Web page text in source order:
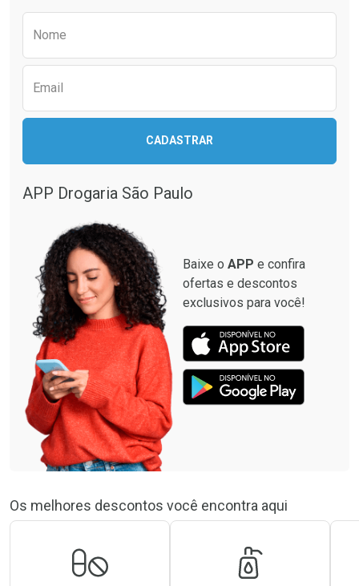
Comprar sem Desconto
Comprar sem Desconto
Nome
Email
CADASTRAR
APP Drogaria São Paulo
Baixe o APP e confira
ofertas e descontos
exclusivos para você!
Os melhores descontos você encontra aqui